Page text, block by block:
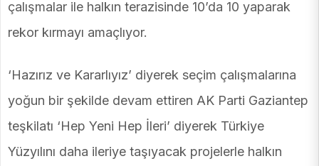
çalışmalar ile halkın terazisinde 10’da 10 yaparak
rekor kırmayı amaçlıyor.
‘Hazırız ve Kararlıyız’ diyerek seçim çalışmalarına
yoğun bir şekilde devam ettiren AK Parti Gaziantep
teşkilatı ‘Hep Yeni Hep İleri’ diyerek Türkiye
Yüzyılını daha ileriye taşıyacak projelerle halkın